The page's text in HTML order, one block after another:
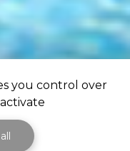
you control over